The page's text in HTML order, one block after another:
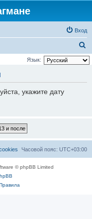
Вход
о
Язык:
укажите дату
Часовой пояс: UTC+03:00
© phpBB Limited
Правила